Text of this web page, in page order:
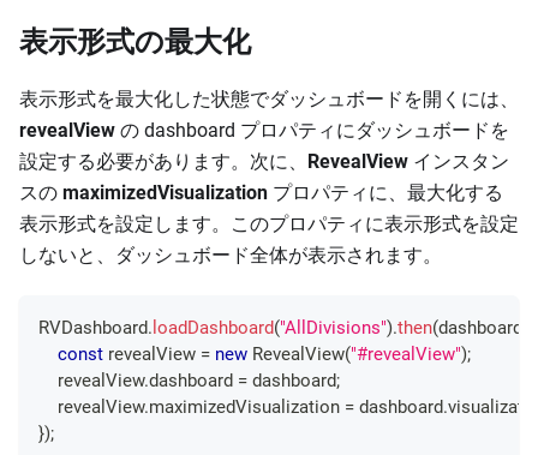
表示形式の最大化
表示形式を最大化した状態でダッシュボードを開くには、
revealView の dashboard プロパティにダッシュボードを
設定する必要があります。次に、
RevealView インスタン
スの maximizedVisualization プロパティに、最大化する
表示形式を設定します。このプロパティに表示形式を設定
しないと、ダッシュボード全体が表示されます。
RVDashboard. loadDashboard("AllDivisions").then(dashboard
const revealView = new RevealView("#revealView");
    revealView
.dashboard = dashboard;
    revealView
.maximizedVisualization = dashboard.
});